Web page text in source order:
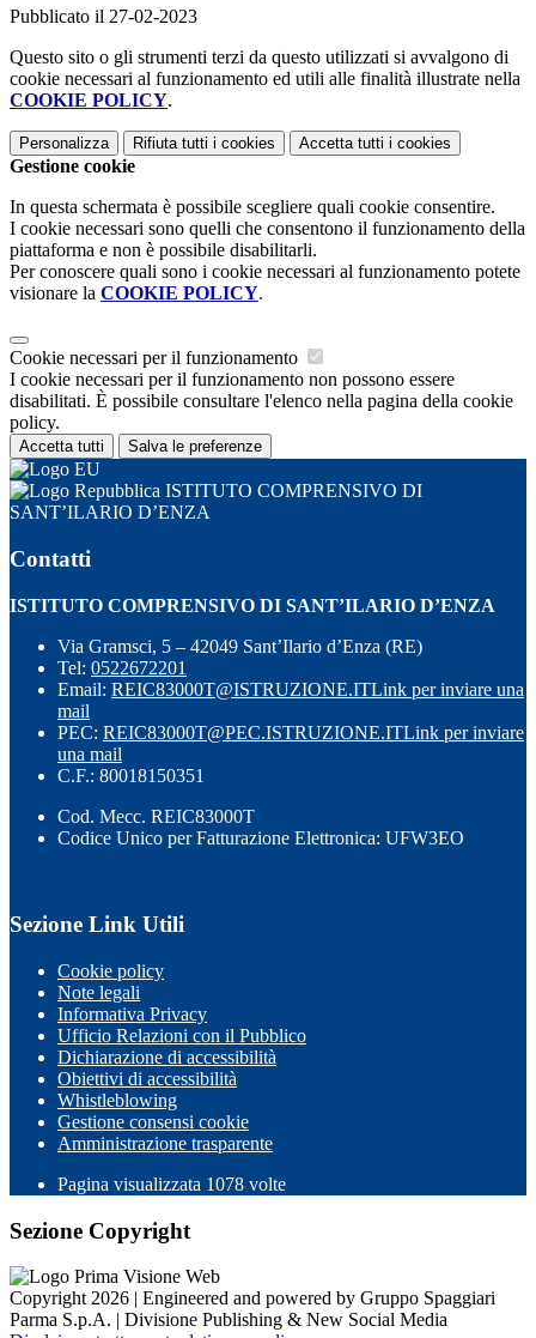
Pubblicato il 27-02-2023
Questo sito o gli strumenti terzi da questo utilizzati si avvalgono di
cookie necessari al funzionamento ed utili alle finalità illustrate nella
COOKIE POLICY.
Personalizza Rifiuta tutti i cookies Accetta tutti i cookies
Gestione cookie
In questa schermata è possibile scegliere quali cookie consentire.
I cookie necessari sono quelli che consentono il funzionamento della
piattaforma e non è possibile disabilitarli.
Per conoscere quali sono i cookie necessari al funzionamento potete
visionare la COOKIE POLICY.
Cookie necessari per il funzionamento
I cookie necessari per il funzionamento non possono essere
disabilitati. È possibile consultare l'elenco nella pagina della cookie
policy.
Accetta tutti Salva le preferenze
ISTITUTO COMPRENSIVO DI
SANT’ILARIO D’ENZA
Contatti
ISTITUTO COMPRENSIVO DI SANT’ILARIO D’ENZA
Via Gramsci, 5 – 42049 Sant’Ilario d’Enza (RE)
Tel: 0522672201
Email: REIC83000T@ISTRUZIONE.ITLink per inviare una
mail
PEC: REIC83000T@PEC.ISTRUZIONE.ITLink per inviare
una mail
C.F.: 80018150351
Cod. Mecc. REIC83000T
Codice Unico per Fatturazione Elettronica: UFW3EO
Sezione Link Utili
Cookie policy
Note legali
Informativa Privacy
Ufficio Relazioni con il Pubblico
Dichiarazione di accessibilità
Obiettivi di accessibilità
Whistleblowing
Gestione consensi cookie
Amministrazione trasparente
Pagina visualizzata 1078 volte
Sezione Copyright
Copyright 2026 | Engineered and powered by Gruppo Spaggiari
Parma S.p.A. | Divisione Publishing & New Social Media